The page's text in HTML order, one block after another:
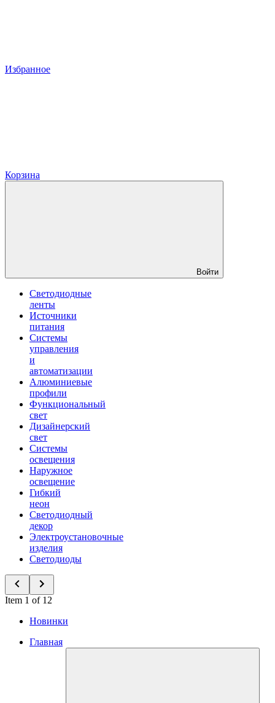
Избранное
Корзина
Войти
Светодиодные
ленты
Источники
питания
Системы
управления
и
автоматизации
Алюминиевые
профили
Функциональный
свет
Дизайнерский
свет
Системы
освещения
Наружное
освещение
Гибкий
неон
Светодиодный
декор
Электроустановочные
изделия
Светодиоды
Item 1 of 12
Новинки
Главная